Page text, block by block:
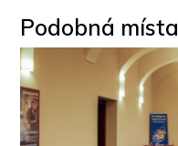
Podobná místa